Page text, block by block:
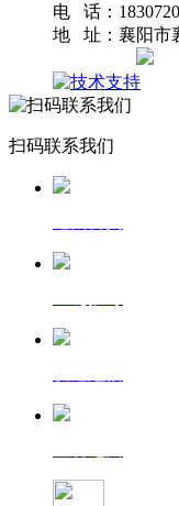
电 话：
地 址：襄阳市
扫码联系我们